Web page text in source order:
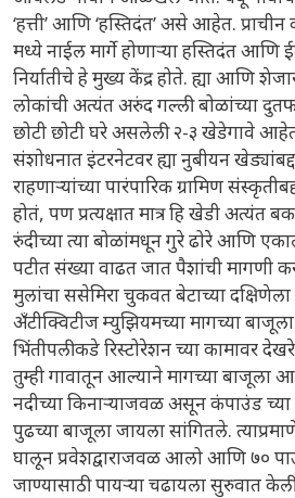
‘हत्ती’ आणि ‘हस्तिदंत’ असे आहेत.
मध्ये नाईल मार्गे होणाऱ्या हस्तिदंत आणि
निर्यातीचे हे मुख्य केंद्र होते. ह्या आणि
लोकांची अत्यंत अरुंद गल्ली बोळांच्या
छोटी छोटी घरे असलेली २-३ खेडेगावे
संशोधनात इंटरनेटवर ह्या नुबीयन
राहणाऱ्यांच्या पारंपारिक ग्रामिण
होतं, पण प्रत्यक्षात मात्र हि खेडी अत्यंत
रुंदीच्या त्या बोळांमधून गुरे ढोरे आणि
पटीत संख्या वाढत जात पैशांची मागणी
मुलांचा ससेमिरा चुकवत बेटाच्या
अँटीक्विटीज म्युझियमच्या मागच्या
भिंतीपलीकडे रिस्टोरेशन च्या कामावर
तुम्ही गावातून आल्याने मागच्या बाजूला
नदीच्या किनाऱ्याजवळ असून कंपाउंड
पुढच्या बाजूला जायला सांगितले.
घालून प्रवेशद्वाराजवळ आलो आणि ७०
जाण्यासाठी पायऱ्या चढायला सुरुवात